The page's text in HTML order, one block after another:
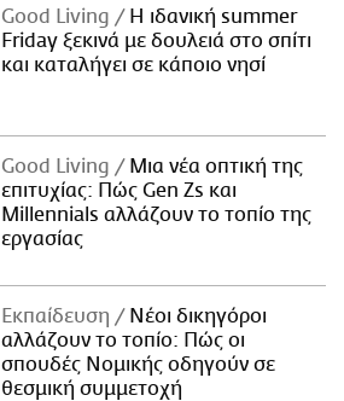
Good Living
Η ιδανική summer
Friday ξεκινά με δουλειά στο σπίτι
και καταλήγει σε κάποιο νησί
Good Living
Μια νέα οπτική της
επιτυχίας: Πώς Gen Zs και
Millennials αλλάζουν το τοπίο της
εργασίας
Εκπαίδευση
Νέοι δικηγόροι
αλλάζουν το τοπίο: Πώς οι
σπουδές Νομικής οδηγούν σε
θεσμική συμμετοχή